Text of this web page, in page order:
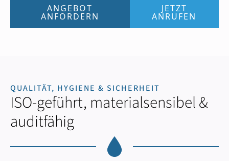
ANGEBOT
ANFORDERN
JETZT
ANRUFEN
QUALITÄT, HYGIENE & SICHERHEIT
ISO-geführt, materialsensibel &
auditfähig